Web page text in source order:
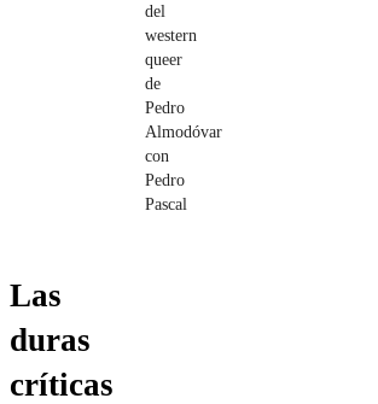
del
western
queer
de
Pedro
Almodóvar
con
Pedro
Pascal
Las
duras
críticas